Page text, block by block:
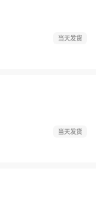
当天发货
当天发货